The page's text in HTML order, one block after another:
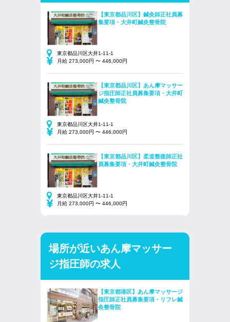
【東京都品川区】鍼灸師正社員募
集要項・大井町鍼灸整骨院
東京都品川区大井1-11-1
月給 273,000円 〜 446,000円
【東京都品川区】あん摩マッサー
ジ指圧師正社員募集要項・大井町
鍼灸整骨院
東京都品川区大井1-11-1
月給 273,000円 〜 446,000円
【東京都品川区】柔道整復師正社
員募集要項・大井町鍼灸整骨院
東京都品川区大井1-11-1
月給 273,000円 〜 446,000円
場所が近いあん摩マッサー
ジ指圧師の求人
【東京都港区】あん摩マッサージ
指圧師正社員募集要項・リフレ鍼
灸整骨院